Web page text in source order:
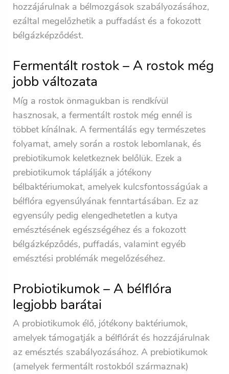
hozzájárulnak a bélmozgások szabályozásához,
ezáltal megelőzhetik a puffadást és a fokozott
bélgázképződést.
Fermentált rostok – A rostok még
jobb változata
Míg a rostok önmagukban is rendkívül
hasznosak, a fermentált rostok még ennél is
többet kínálnak. A fermentálás egy természetes
folyamat, amely során a rostok lebomlanak, és
prebiotikumok keletkeznek belőlük. Ezek a
prebiotikumok táplálják a jótékony
bélbaktériumokat, amelyek kulcsfontosságúak a
bélflóra egyensúlyának fenntartásában. Ez az
egyensúly pedig elengedhetetlen a kutya
emésztésének egészségéhez és a fokozott
bélgázképződés, puffadás, valamint egyéb
emésztési problémák megelőzéséhez.
Probiotikumok – A bélflóra
legjobb barátai
A probiotikumok élő, jótékony baktériumok,
amelyek támogatják a bélflórát és hozzájárulnak
az emésztés szabályozásához. A prebiotikumok
(amelyek fermentált rostokból származnak)